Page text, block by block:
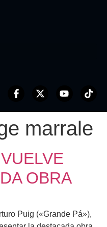
marrale
OBRA
Puig («Grande Pá»),